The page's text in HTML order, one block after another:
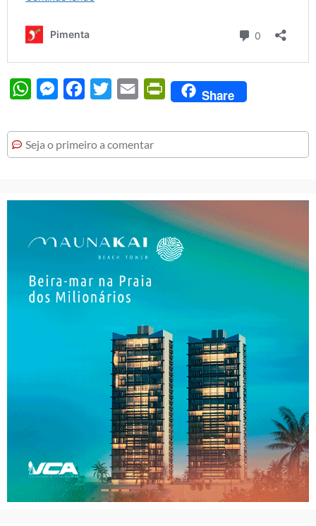
WhatsAppMessengerFacebook
Twitter Email PrintFriendly
Share
Seja o primeiro a comentar